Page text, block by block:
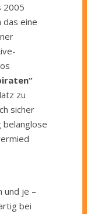
2005
das eine
zu
sicher
und je –
bei